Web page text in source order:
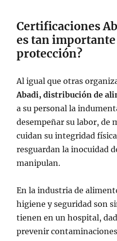
Certificaciones
es tan importante
protección?
Al igual que otras
Abadi, distribución de
a su personal la
desempeñar su labor, de
cuidan su integridad
resguardan la inocuidad
manipulan.
En la industria de
higiene y seguridad son
tienen en un hospital,
prevenir